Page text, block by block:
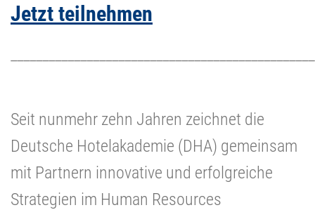
Jetzt teilnehmen
Seit nunmehr zehn Jahren zeichnet die
Deutsche Hotelakademie (DHA) gemeinsam
mit Partnern innovative und erfolgreiche
Strategien im Human Resources